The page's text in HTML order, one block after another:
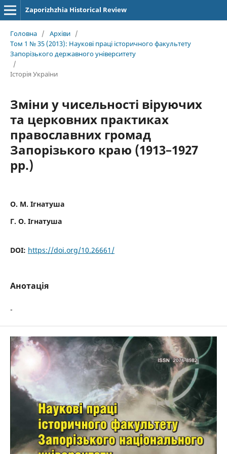
Zaporizhzhia Historical Review
Головна / Архіви /
Том 1 № 35 (2013): Наукові праці історичного факультету
Запорізького державного університету
/
Історія України
Зміни у чисельності віруючих
та церковних практиках
православних громад
Запорізького краю (1913–1927
рр.)
О. М. Ігнатуша
Г. О. Ігнатуша
DOI: https://doi.org/10.26661/
Анотація
-